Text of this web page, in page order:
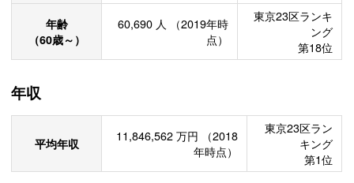
年齢
（60歳～）
60,690 人
（2019年時
点）
東京23区ランキ
ング
第18位
年収
平均年収 11,846,562 万円
（2018
年時点）
東京23区ラン
キング
第1位